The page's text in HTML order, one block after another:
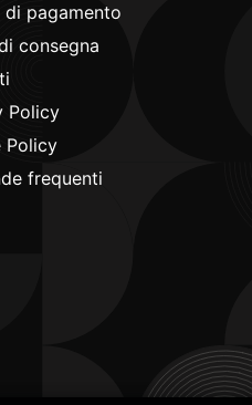
di pagamento
consegna
Policy
Policy
frequenti